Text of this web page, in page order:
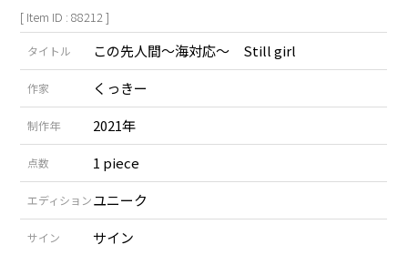
[ Item ID : 88212 ]
タイトル この先人間～海対応～ Still girl
作家 くっきー
制作年 2021年
点数 1 piece
エディションユニーク
サイン サイン